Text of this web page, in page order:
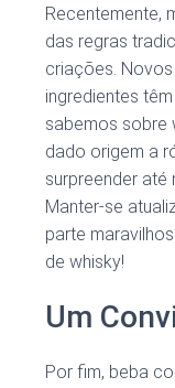
Recentemente,
das regras
criações.
ingredientes
sabemos sobre
dado origem a
surpreender até
Manter-se
parte
de whisky!
Um
Por fim, beba